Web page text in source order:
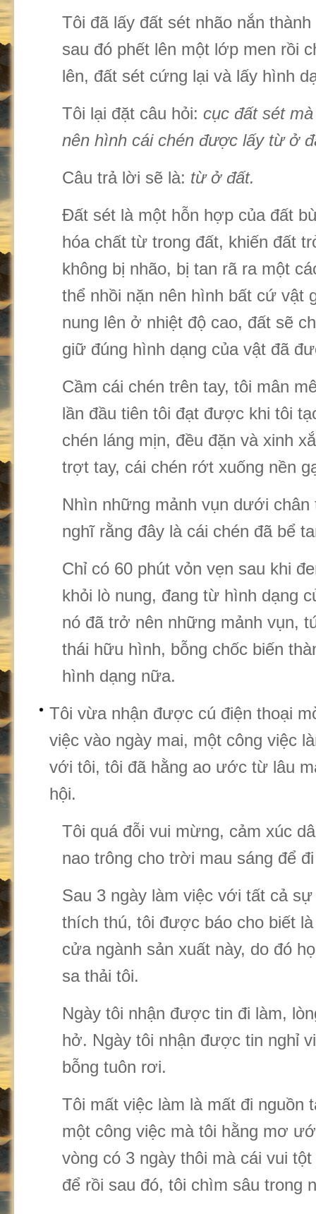
Tôi đã lấy đất sét nhão nắn
sau đó phết lên một lớp men rồi
lên, đất sét cứng lại và lấy hình
Tôi lại đặt câu hỏi: cục đất sét
nên hình cái chén được lấy từ ở
Câu trả lời sẽ là: từ ở đất.
Đất sét là một hỗn hợp của đất
hóa chất từ trong đất, khiến đất
không bị nhão, bị tan rã ra một
thể nhồi nặn nên hình bất cứ vật
nung lên ở nhiệt độ cao, đất sẽ
giữ đúng hình dạng của vật đã
Cầm cái chén trên tay, tôi mân
lần đầu tiên tôi đạt được khi tôi
chén láng mịn, đều đặn và xinh
trợt tay, cái chén rớt xuống nền
Nhìn những mảnh vụn dưới chân
nghĩ rằng đây là cái chén đã bể
Chỉ có 60 phút vỏn vẹn sau khi
khỏi lò nung, đang từ hình dạng
nó đã trở nên những mảnh vụn,
thái hữu hình, bỗng chốc biến
hình dạng nữa.
Tôi vừa nhận được cú điện thoại
việc vào ngày mai, một công việc
với tôi, tôi đã hằng ao ước từ lâu
hội.
Tôi quá đỗi vui mừng, cảm xúc
nao trông cho trời mau sáng để
Sau 3 ngày làm việc với tất cả
thích thú, tôi được báo cho biết
cửa ngành sản xuất này, do đó
sa thải tôi.
Ngày tôi nhận được tin đi làm,
hở. Ngày tôi nhận được tin nghỉ
bỗng tuôn rơi.
Tôi mất việc làm là mất đi nguồn
một công việc mà tôi hằng mơ
vòng có 3 ngày thôi mà cái vui
để rồi sau đó, tôi chìm sâu trong